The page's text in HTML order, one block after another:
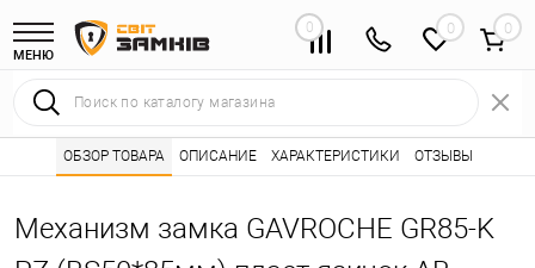
МЕНЮ
0 0
Интернет магазин замков • Каталог товаров ⭐ • Дверные замки
Механизм замка GAVROCHE GR85-K
ОБЗОР ТОВАРА ОПИСАНИЕ ХАРАКТЕРИСТИКИ ОТЗЫВЫ